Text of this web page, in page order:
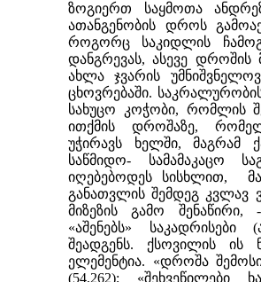
ზოგიერთ საყმოთა
ათანგენობის დროს
როგორც საკიდლის
დანგრევას, ასევე დროშის
ახლა ჯვარის
ცხოვრებაში.
სახუცო კოჭობი, რომლის
ითქმის დროშაზე,
უჭირავს ხელში, მაგრამ
საწმიდო- სამამაკაცო
იღებებოდეს სისხლით,
განათვლის შემდეგ კვლავ
მიზეზის გამო
«აშენებს»
შეადგენს. ქსოვილის ის
ელემენტია. «დროშა
(54,262);